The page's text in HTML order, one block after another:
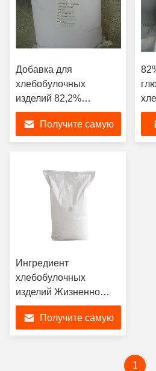
Добавка для
хлебобулочных
изделий 82,2%
Жизненно важный
пшеничный глютен
белок Пищевые
растительной
продукции
Получите самую
Ингредиент
хлебобулочных
изделий Жизненно
важный пшеничный
глютен Vwg для
пекарей пирогов и
Получите самую
1